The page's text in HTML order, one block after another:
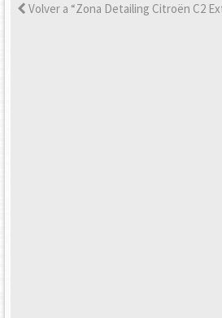
Volver a “Zona Detailing Citroën C2